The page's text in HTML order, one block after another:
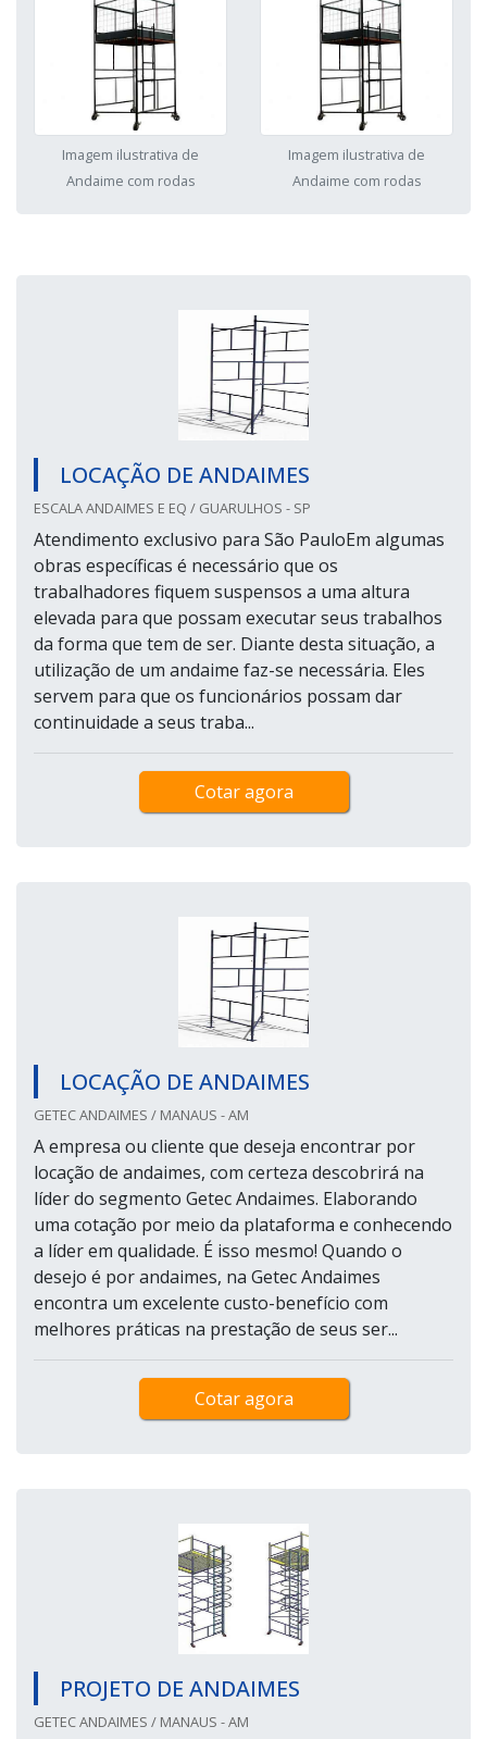
Imagem ilustrativa de
Andaime com rodas
Imagem ilustrativa de
Andaime com rodas
LOCAÇÃO DE ANDAIMES
ESCALA ANDAIMES E EQ / GUARULHOS - SP
Atendimento exclusivo para São PauloEm algumas
obras específicas é necessário que os
trabalhadores fiquem suspensos a uma altura
elevada para que possam executar seus trabalhos
da forma que tem de ser. Diante desta situação, a
utilização de um andaime faz-se necessária. Eles
servem para que os funcionários possam dar
continuidade a seus traba...
Cotar agora
LOCAÇÃO DE ANDAIMES
GETEC ANDAIMES / MANAUS - AM
A empresa ou cliente que deseja encontrar por
locação de andaimes, com certeza descobrirá na
líder do segmento Getec Andaimes. Elaborando
uma cotação por meio da plataforma e conhecendo
a líder em qualidade. É isso mesmo! Quando o
desejo é por andaimes, na Getec Andaimes
encontra um excelente custo-benefício com
melhores práticas na prestação de seus ser...
Cotar agora
PROJETO DE ANDAIMES
GETEC ANDAIMES / MANAUS - AM